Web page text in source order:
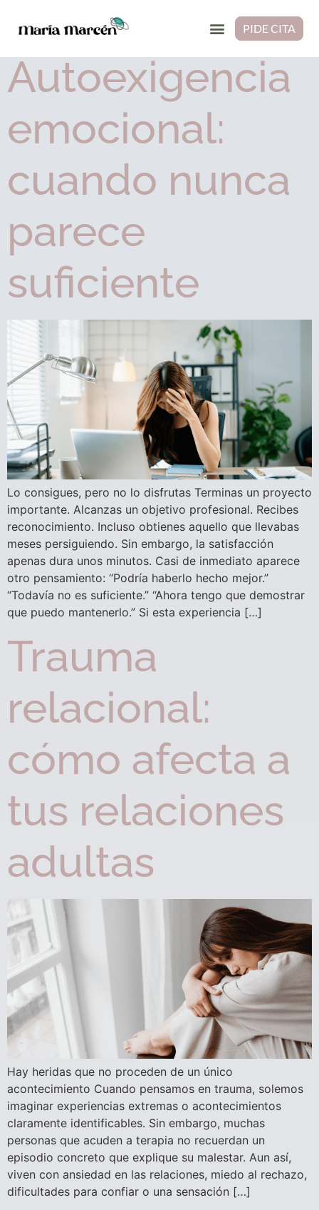
PIDE CITA
Autor:María Marcén
Autoexigencia
emocional:
cuando nunca
parece
suficiente
Lo consigues, pero no lo disfrutas Terminas un proyecto
importante. Alcanzas un objetivo profesional. Recibes
reconocimiento. Incluso obtienes aquello que llevabas
meses persiguiendo. Sin embargo, la satisfacción
apenas dura unos minutos. Casi de inmediato aparece
otro pensamiento: “Podría haberlo hecho mejor.”
“Todavía no es suficiente.” “Ahora tengo que demostrar
que puedo mantenerlo.” Si esta experiencia […]
Trauma
relacional:
cómo afecta a
tus relaciones
adultas
Hay heridas que no proceden de un único
acontecimiento Cuando pensamos en trauma, solemos
imaginar experiencias extremas o acontecimientos
claramente identificables. Sin embargo, muchas
personas que acuden a terapia no recuerdan un
episodio concreto que explique su malestar. Aun así,
viven con ansiedad en las relaciones, miedo al rechazo,
dificultades para confiar o una sensación […]